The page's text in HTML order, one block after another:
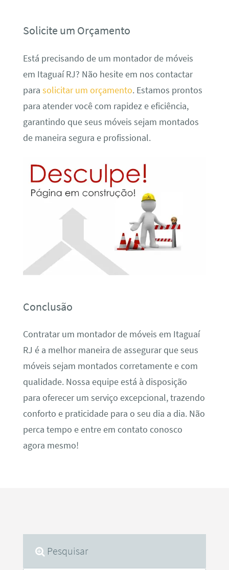
Solicite um Orçamento
Está precisando de um montador de móveis
em Itaguaí RJ? Não hesite em nos contactar
para solicitar um orçamento. Estamos prontos
para atender você com rapidez e eficiência,
garantindo que seus móveis sejam montados
de maneira segura e profissional.
Conclusão
Contratar um montador de móveis em Itaguaí
RJ é a melhor maneira de assegurar que seus
móveis sejam montados corretamente e com
qualidade. Nossa equipe está à disposição
para oferecer um serviço excepcional, trazendo
conforto e praticidade para o seu dia a dia. Não
perca tempo e entre em contato conosco
agora mesmo!
Pesquisar